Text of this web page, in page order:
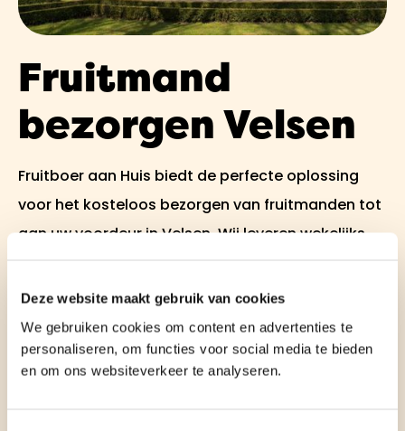
Deze website maakt gebruik van cookies
We gebruiken cookies om content en advertenties te
personaliseren, om functies voor social media te bieden
en om ons websiteverkeer te analyseren.
Fruitmand
bezorgen Velsen
Fruitboer aan Huis biedt de perfecte oplossing
voor het kosteloos bezorgen van fruitmanden tot
aan uw voordeur in Velsen. Wij leveren wekelijks
perfect dienen als geschenk voor iemand anders.
Onze fruitmanden zijn gevuld met vers fruit,
levendige kleuren en een overvloed aan
vitamines. Een kleurrijke en gezonde fruitmand in